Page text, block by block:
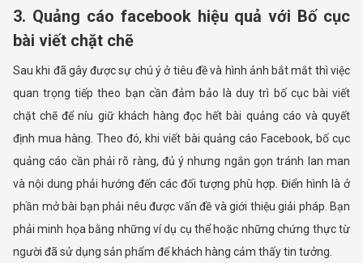
3. Quảng cáo facebook hiệu quả với Bố cục
bài viết chặt chẽ
Sau khi đã gây được sự chú ý ở tiêu đề và hình ảnh bắt mắt thì việc
quan trọng tiếp theo bạn cần đảm bảo là duy trì bố cục bài viết
chặt chẽ để níu giữ khách hàng đọc hết bài quảng cáo và quyết
định mua hàng. Theo đó, khi viết bài quảng cáo Facebook, bố cục
quảng cáo cần phải rõ ràng, đủ ý nhưng ngắn gọn tránh lan man
và nội dung phải hướng đến các đối tượng phù hợp. Điển hình là ở
phần mở bài bạn phải nêu được vấn đề và giới thiệu giải pháp. Bạn
phải minh họa bằng những ví dụ cụ thể hoặc những chứng thực từ
người đã sử dụng sản phẩm để khách hàng cảm thấy tin tưởng.